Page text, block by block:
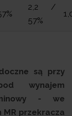
2,2 /
57%
są przy
wynajem
- we
przekracza